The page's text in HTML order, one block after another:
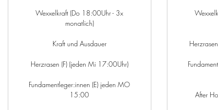
Wexxelkraft (Do 18:00Uhr - 3x
monatlich)
Kraft und Ausdauer
Herzrasen (F) (jeden Mi 17:00Uhr)
Fundamentleger:innen (E) jeden MO
15:00
After